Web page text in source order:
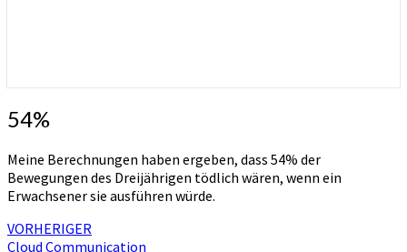
54%
54%
Meine Berechnungen haben ergeben, dass 54% der
Bewegungen des Dreijährigen tödlich wären, wenn ein
Erwachsener sie ausführen würde.
Beitragsnavigation
VORHERIGER
Cloud Communication